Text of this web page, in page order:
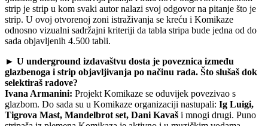
strip je strip u kom svaki autor nalazi svoj odgovor na pitanje što je
strip. U ovoj otvorenoj zoni istraživanja se kreću i Komikaze
odnosno vizualni sadržajni kriteriji da tabla stripa bude jedna od do
sada objavljenih 4.500 tabli.
► U underground izdavaštvu dosta je poveznica između
glazbenoga i strip objavljivanja po načinu rada. Što slušaš dok
selektiraš radove?
Ivana Armanini: Projekt Komikaze se oduvijek povezivao s
glazbom. Do sada su u Komikaze organizaciji nastupali: Ig Luigi,
Tigrova Mast, Mandelbrot set, Dani Kavaš i mnogi drugi. Puno